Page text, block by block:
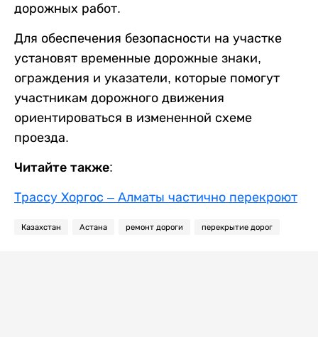
дорожных работ.
Для обеспечения безопасности на участке
установят временные дорожные знаки,
ограждения и указатели, которые помогут
участникам дорожного движения
ориентироваться в измененной схеме
проезда.
Читайте также:
Трассу Хоргос – Алматы частично перекроют
Казахстан Астана ремонт дороги перекрытие дорог